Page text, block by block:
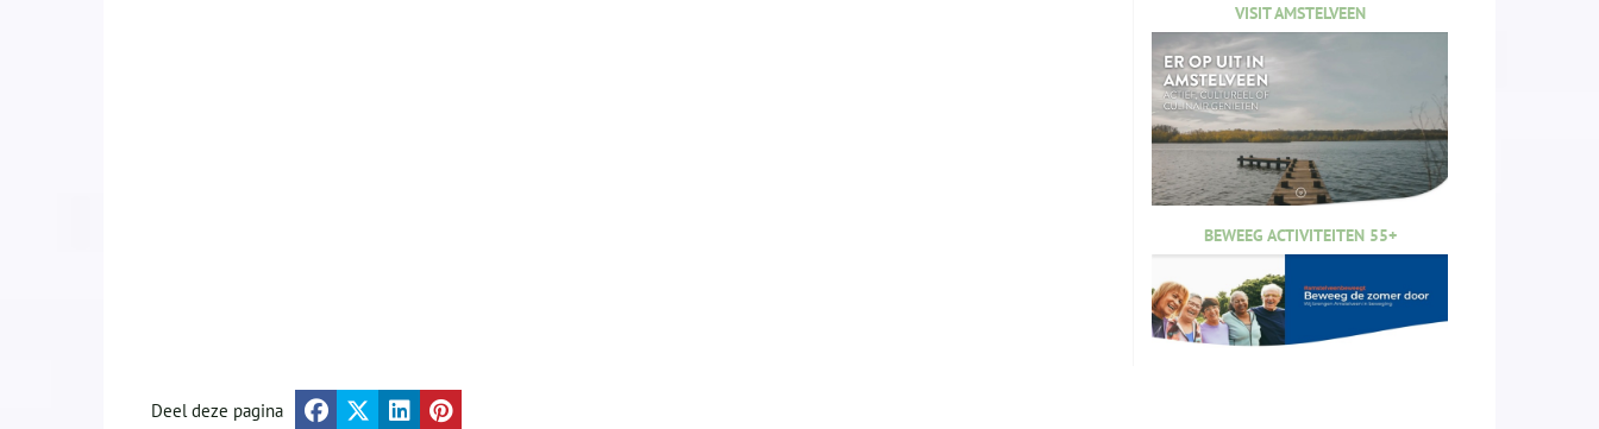
VISIT AMSTELVEEN
BEWEEG ACTIVITEITEN 55+
Deel deze pagina